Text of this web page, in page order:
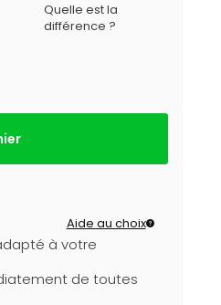
Quelle est la
différence ?
Aide au choix
à votre
de toutes